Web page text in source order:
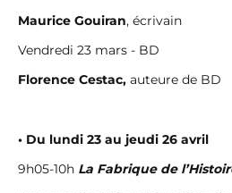
Maurice Gouiran, écrivain
Vendredi 23 mars - BD
Florence Cestac, auteure de BD
• Du lundi 23 au jeudi 26 avril
9h05-10h La Fabrique de